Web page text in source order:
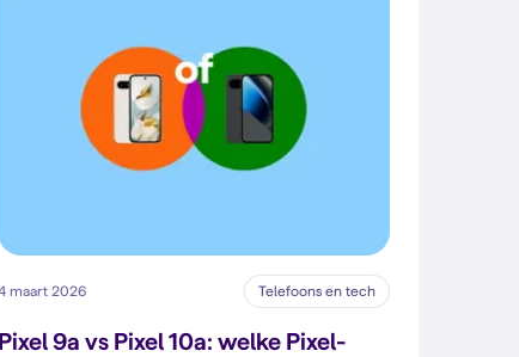
maart 2026 Telefoons en tech
Pixel 9a vs Pixel 10a: welke Pixel-